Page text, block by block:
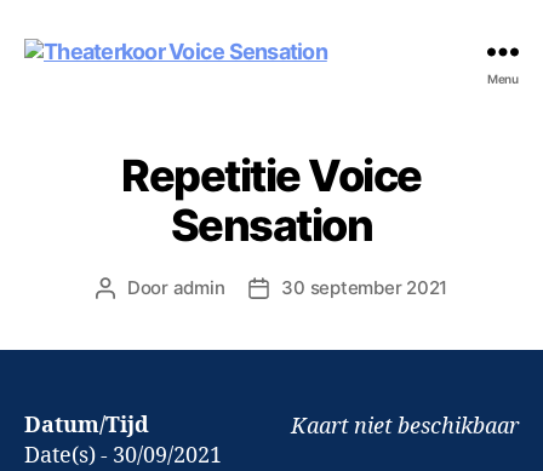
Menu
Repetitie Voice
Sensation
Berichtauteur
Door admin Berichtdatum
30 september 2021
Kaart niet beschikbaar
Datum/Tijd
Date(s) - 30/09/2021